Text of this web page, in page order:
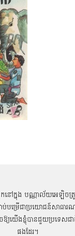
ៅក្នុង បណ្ណាល័យអេឡិចត្រូនិ
ាប់បម្រើជាប្រយោជន៍សាធ
ឱ្យយើងខ្ញុំបានជួយប្រទេស
ផងដែរ។